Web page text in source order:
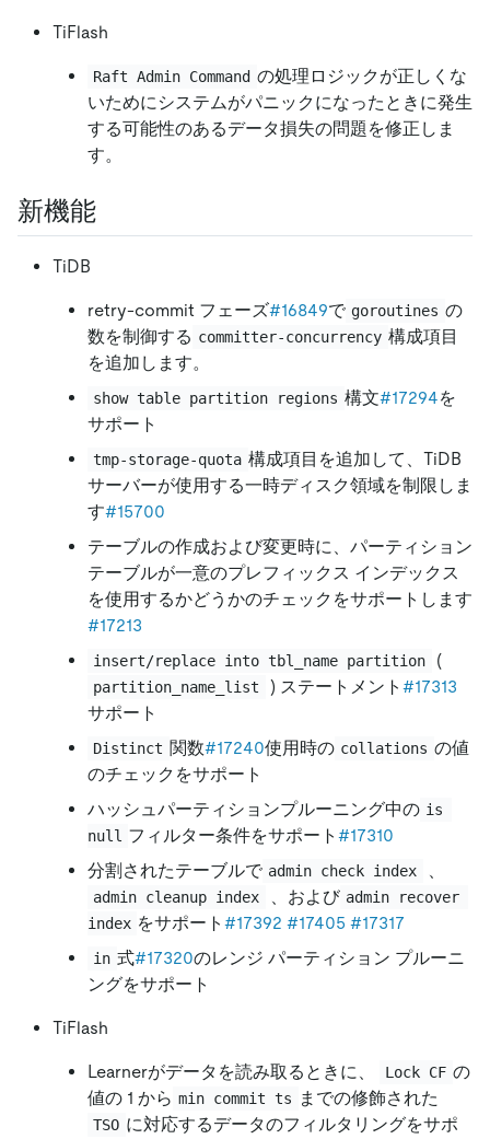
TiFlash
Raft Admin Command の処理ロジックが正しくな
いためにシステムがパニックになったときに発生
する可能性のあるデータ損失の問題を修正しま
す。
新機能
TiDB
retry-commit フェーズ#16849で goroutines の
数を制御する committer-concurrency 構成項目
を追加します。
show table partition regions 構文#17294を
サポート
tmp-storage-quota 構成項目を追加して、TiDB
サーバーが使用する一時ディスク領域を制限しま
す#15700
テーブルの作成および変更時に、パーティション
テーブルが一意のプレフィックス インデックス
を使用するかどうかのチェックをサポートします
#17213
insert/replace into tbl_name partition (
partition_name_list ) ステートメント #17313
サポート
Distinct 関数#17240使用時の collations の値
のチェックをサポート
ハッシュパーティションプルーニング中の is
null フィルター条件をサポート#17310
分割されたテーブルで admin check index 、
admin cleanup index 、および admin recover
index をサポート#17392 #17405 #17317
in 式#17320のレンジ パーティション プルーニ
ングをサポート
TiFlash
Learnerがデータを読み取るときに、 Lock CF の
値の 1 から min commit ts までの修飾された
TSO に対応するデータのフィルタリングをサポ